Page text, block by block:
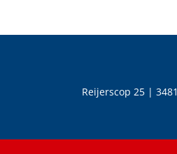
Reijerscop 25 |